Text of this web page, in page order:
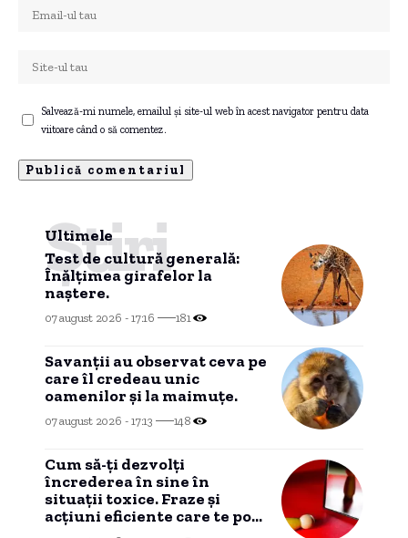
Salvează-mi numele, emailul și site-ul web în acest navigator pentru data
viitoare când o să comentez.
Ultimele
Știri
Test de cultură generală:
Înălțimea girafelor la
naștere.
07 august 2026 - 17:16 181
Savanții au observat ceva pe
care îl credeau unic
oamenilor și la maimuțe.
07 august 2026 - 17:13 148
Cum să-ți dezvolți
încrederea în sine în
situații toxice. Fraze și
acțiuni eficiente care te pot
susține.